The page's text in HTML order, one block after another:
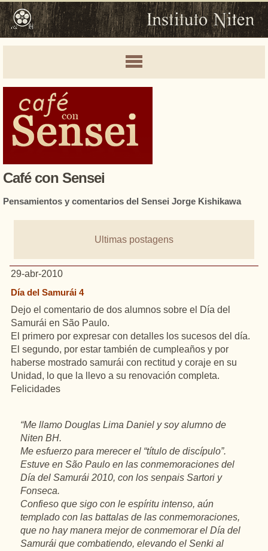
Café con Sensei
Pensamientos y comentarios del Sensei Jorge Kishikawa
Ultimas postagens
29-abr-2010
Día del Samurái 4
Dejo el comentario de dos alumnos sobre el Día del
Samurái en São Paulo.
El primero por expresar con detalles los sucesos del día.
El segundo, por estar también de cumpleaños y por
haberse mostrado samurái con rectitud y coraje en su
Unidad, lo que la llevo a su renovación completa.
Felicidades
“Me llamo Douglas Lima Daniel y soy alumno de
Niten BH.
Me esfuerzo para merecer el “título de discípulo”.
Estuve en São Paulo en las conmemoraciones del
Día del Samurái 2010, con los senpais Sartori y
Fonseca.
Confieso que sigo con le espíritu intenso, aún
templado con las battalas de las conmemoraciones,
que no hay manera mejor de conmemorar el Día del
Samurái que combatiendo, elevando el Senki al